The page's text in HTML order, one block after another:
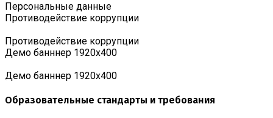
Персональные данные
Противодействие коррупции
Противодействие коррупции
Демо банннер 1920х400
Демо банннер 1920х400
Образовательные стандарты и требования